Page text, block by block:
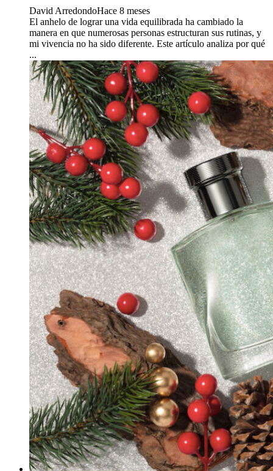
David ArredondoHace 8 meses
El anhelo de lograr una vida equilibrada ha cambiado la
manera en que numerosas personas estructuran sus rutinas, y
mi vivencia no ha sido diferente. Este artículo analiza por qué
...